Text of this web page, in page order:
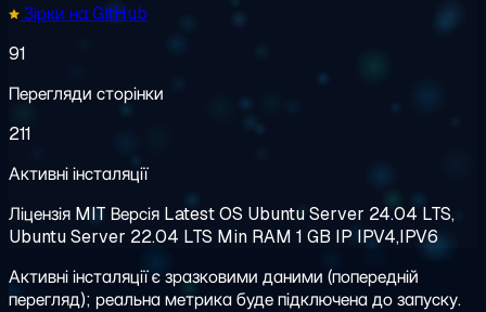
Зірки на GitHub
91
Перегляди сторінки
211
Активні інсталяції
Ліцензія MIT Версія LatestOS Ubuntu Server 24.04 LTS,
Ubuntu Server 22.04 LTS Min RAM 1 GB IP IPV4,IPV6
Активні інсталяції є зразковими даними (попередній
перегляд); реальна метрика буде підключена до запуску.